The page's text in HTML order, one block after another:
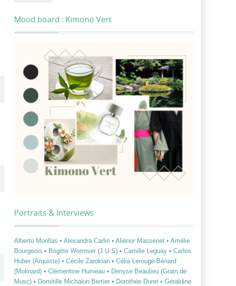
Mood board : Kimono Vert
Portraits & Interviews
Alberto Morillas • Alexandra Carlin • Aliénor Massenet • Amélie
Bourgeois • Brigitte Wormser (J.U.S) • Camille Leguay • Carlos
Huber (Arquiste) • Cécile Zarokian • Célia Lerouge-Bénard
(Molinard) • Clémentine Humeau • Denyse Beaulieu (Grain de
Musc) • Domitille Michalon Bertier • Dorothée Duret • Géraldine